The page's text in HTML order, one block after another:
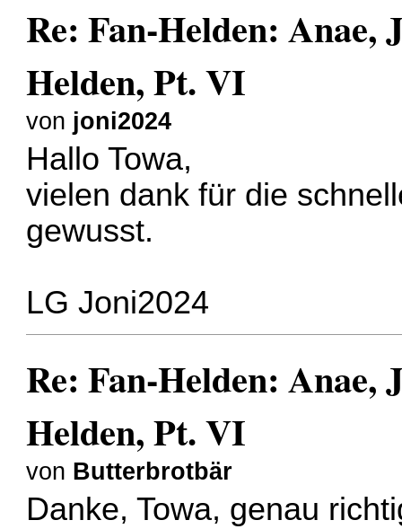
Re: Fan-Helden:
Helden, Pt. VI
von joni2024
Hallo Towa,
vielen dank für die
gewusst.
LG Joni2024
Re: Fan-Helden:
Helden, Pt. VI
von Butterbrotbär
Danke, Towa, genau